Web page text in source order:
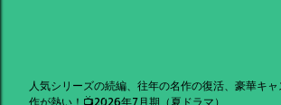
人気シリーズの続編、往年の名作の復活、豪華キ
作が熱い！📺2026年7月期（夏ドラマ）